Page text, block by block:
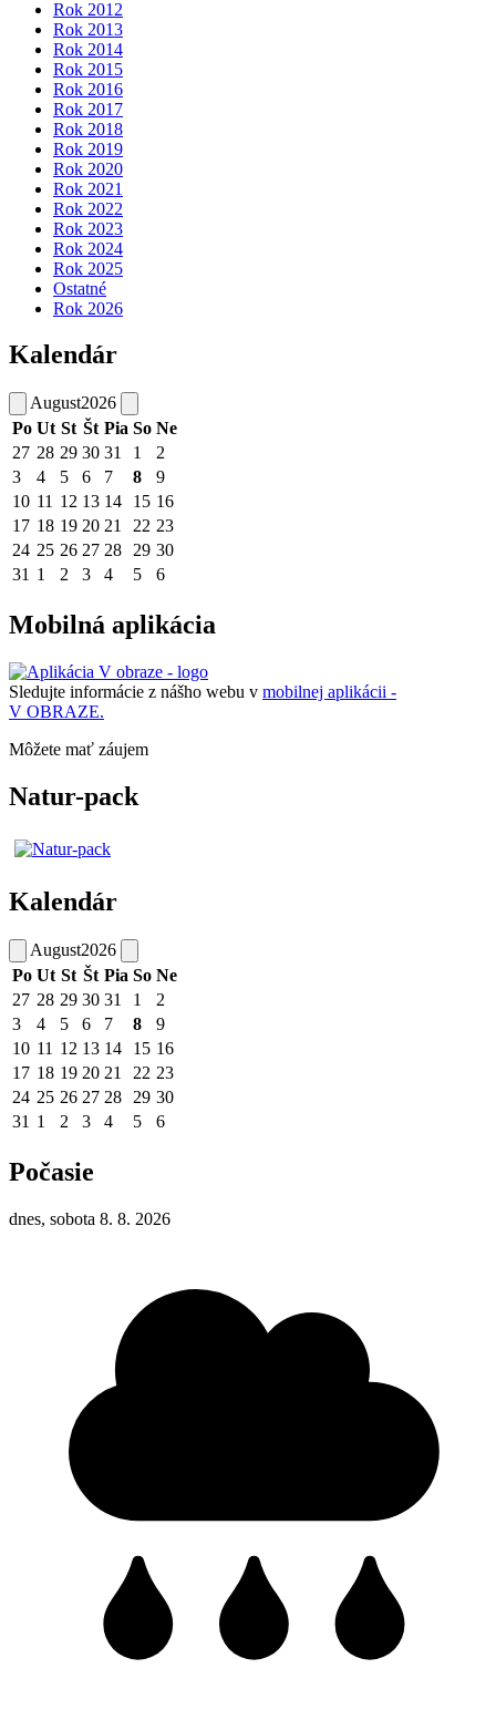
Rok 2012
Rok 2013
Rok 2014
Rok 2015
Rok 2016
Rok 2017
Rok 2018
Rok 2019
Rok 2020
Rok 2021
Rok 2022
Rok 2023
Rok 2024
Rok 2025
Ostatné
Rok 2026
Kalendár
August2026
Po Ut St Št Pia So Ne
27 28 29 30 31 1
2
3
4 5 6 7 8
9
10 11 12 13 14 15 16
17 18 19 20 21 22 23
24 25 26 27 28 29 30
31 1 2 3 4 5 6
Mobilná aplikácia
Sledujte informácie z nášho webu v mobilnej aplikácii -
V OBRAZE.
Môžete mať záujem
Natur-pack
Kalendár
August2026
Po Ut St Št Pia So Ne
27 28 29 30 31 1
2
3
4 5 6 7 8
9
10 11 12 13 14 15 16
17 18 19 20 21 22 23
24 25 26 27 28 29 30
31 1 2 3 4 5 6
Počasie
dnes, sobota 8. 8. 2026